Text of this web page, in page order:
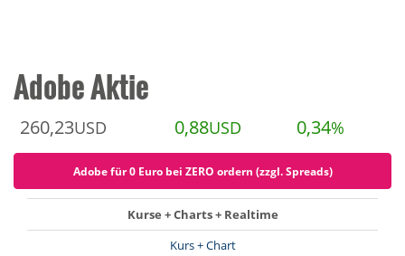
Adobe Aktie
260,23USD 0,88USD 0,34%
Adobe für 0 Euro bei ZERO ordern (zzgl. Spreads)
Kurse + Charts + Realtime
Kurs + Chart